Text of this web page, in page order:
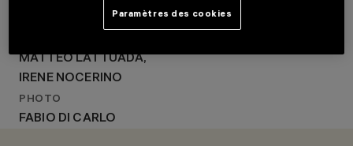
MATTEO LATTUADA,
IRENE NOCERINO
PHOTO
FABIO DI CARLO
Paramètres des cookies